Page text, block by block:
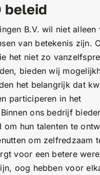
beleid
B.V. wil niet alleen
van betekenis zijn.
het niet zo
bieden wij
het belangrijk dat
participeren in het
ons bedrijf
om hun talenten te
om zelfredzaam
voor een betere
oog hebben voor